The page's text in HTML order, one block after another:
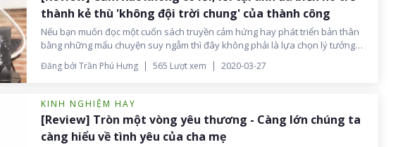
thành kẻ thù 'không đội trời chung' của thành công
Nếu bạn muốn đọc một cuốn sách truyền cảm hứng hay phát triển bản thân
bằng những mẩu chuyện suy ngẫm thì đây không phải là lựa chọn lý tưởng.
thành kẻ thù của thành công thì hãy tìm đọc "Cảm Xúc Là Kẻ Thù Số Một Của
Đăng bởi Trần Phú Hưng 565 Lượt xem 2020-03-27
KINH NGHIỆM HAY
[Review] Tròn một vòng yêu thương - Càng lớn chúng ta
càng hiểu về tình yêu của cha mẹ